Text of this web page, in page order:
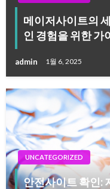
메이저사이트의
인 경험을 위한 가
admin 1월 6, 2025
UNCATEGORIZED
안전사이트 확인: